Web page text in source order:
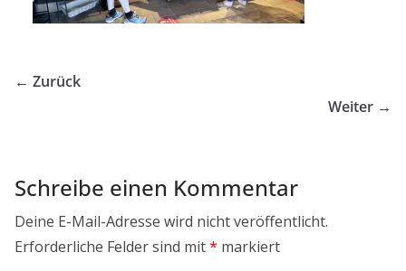
← Zurück
Weiter →
Schreibe einen Kommentar
Deine E-Mail-Adresse wird nicht veröffentlicht.
Erforderliche Felder sind mit* markiert